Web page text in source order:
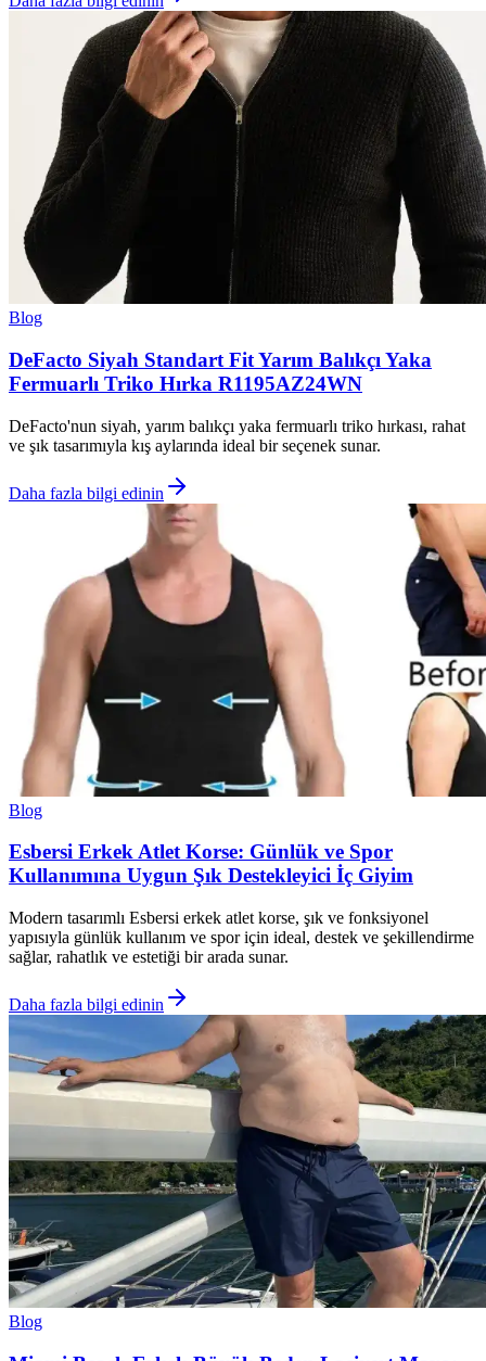
Blog
DeFacto Siyah Standart Fit Yarım Balıkçı Yaka
Fermuarlı Triko Hırka R1195AZ24WN
DeFacto'nun siyah, yarım balıkçı yaka fermuarlı triko hırkası, rahat
ve şık tasarımıyla kış aylarında ideal bir seçenek sunar.
Daha fazla bilgi edinin
Blog
Esbersi Erkek Atlet Korse: Günlük ve Spor
Kullanımına Uygun Şık Destekleyici İç Giyim
Modern tasarımlı Esbersi erkek atlet korse, şık ve fonksiyonel
yapısıyla günlük kullanım ve spor için ideal, destek ve şekillendirme
sağlar, rahatlık ve estetiği bir arada sunar.
Daha fazla bilgi edinin
Blog